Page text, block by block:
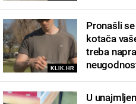
KLIK.HR
Pronašli
kotača
treba
U